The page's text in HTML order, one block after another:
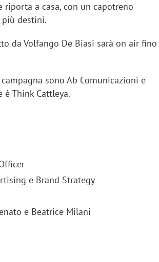
a casa, con un capotreno
più destini.
da Volfango De Biasi sarà on air
sono Ab Comunicazioni e
Think Cattleya.
e Brand Strategy
e Beatrice Milani